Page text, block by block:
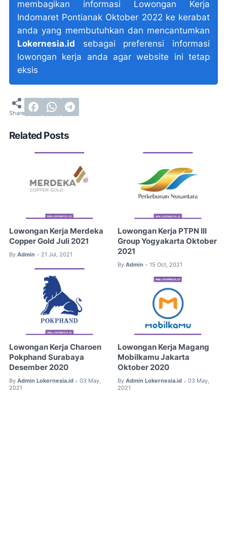
membagikan informasi Lowongan Kerja
Indomaret Pontianak Oktober 2022 ke kerabat
anda yang membutuhkan dan mencantumkan
Lokernesia.id sebagai preferensi informasi
lowongan kerja anda agar website ini tetap
eksis
Related Posts
Lowongan Kerja Merdeka
Copper Gold Juli 2021
By Admin • 21 Jul, 2021
Lowongan Kerja PTPN III
Group Yogyakarta Oktober
2021
By Admin • 15 Oct, 2021
Lowongan Kerja Charoen
Pokphand Surabaya
Desember 2020
By Admin Lokernesia.id • 03 May,
2021
Lowongan Kerja Magang
Mobilkamu Jakarta
Oktober 2020
By Admin Lokernesia.id • 03 May,
2021